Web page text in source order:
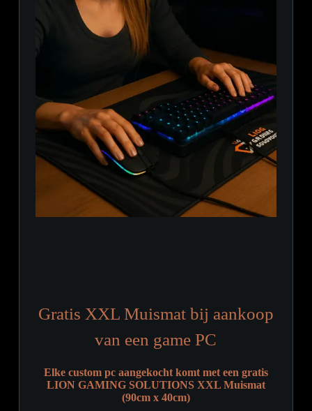
Gratis XXL Muismat bij aankoop
van een game PC
Elke custom pc aangekocht komt met een gratis
LION GAMING SOLUTIONS XXL Muismat
(90cm x 40cm)